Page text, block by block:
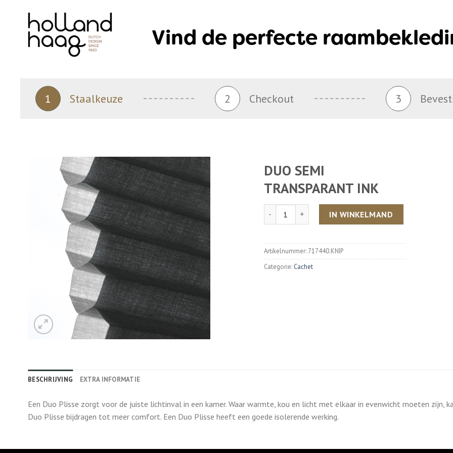
Vind de perfecte
1 Staalkeuze 2 Checkout 3
DUO SEMI
TRANSPARANT INK
IN WINKELMAND
Artikelnummer: 717440.KNIP
Categorie: Cachet
BESCHRIJVING EXTRA INFORMATIE
Een Duo Plisse zorgt voor de juiste lichtinval in een kamer. Waar warmte, kou en licht met elkaar in evenwicht moeten zijn,
Duo Plisse bijdragen tot meer comfort. Een Duo Plisse heeft een goede isolerende werking.